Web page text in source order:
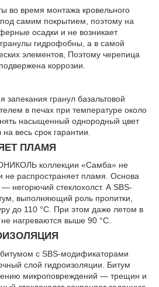
во время монтажа кровельного
самим покрытием, поэтому на
осадки и не возникает
гидрофобны, а в самой
элементов, Поэтому черепица
коррозии.
запекания гранул базальтовой
в печах при температуре около
насыщенный однородный цвет
весь срок гарантии.
ПЛАМЯ
коллекции «Самба» не
не распространяет пламя. Основа
негорючий стеклохолст. А SBS-
выполняющий роль пропитки,
до 110 °C. При этом даже летом в
нагреваются выше 90 °C.
с SBS-модификаторами
слой гидроизоляции. Битум
микроповреждений — трещин и